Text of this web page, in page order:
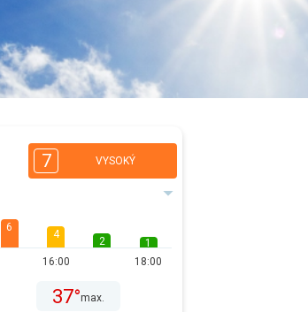
7 VYSOKÝ
6
4
16:00
2
1
18:00
37°max.